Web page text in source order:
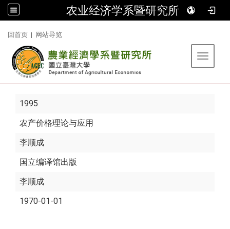
农业经济学系暨研究所
回首页 | 网站导览
Toggle
1995
农产价格理论与应用
李顺成
国立编译馆出版
李顺成
1970-01-01